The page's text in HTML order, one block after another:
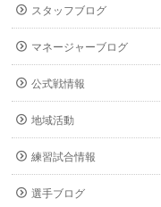
スタッフブログ
マネージャーブログ
公式戦情報
地域活動
練習試合情報
選手ブログ